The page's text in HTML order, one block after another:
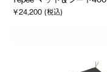
￥24,200 (税込)